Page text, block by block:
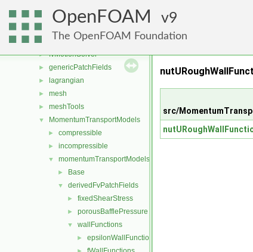
OpenFOAM 9
The OpenFOAM Foundation
fvAgglomerationMethods
► fvConstraints
► fvModels
► fvMotionSolver
► genericPatchFields
► lagrangian
► mesh
► meshTools
▼ MomentumTransportModels
► compressible
► incompressible
▼ momentumTransportModels
► Base
▼ derivedFvPatchFields
► fixedShearStress
► porousBafflePressure
▼ wallFunctions
► epsilonWallFunctions
src/